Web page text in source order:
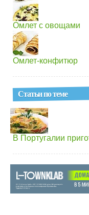
Омлет с овощами
Омлет-конфитюр
Статьи по теме
В Португалии